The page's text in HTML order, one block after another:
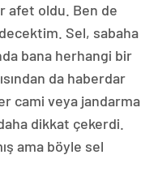
afet oldu. Ben de
Sel, sabaha
bana herhangi bir
da haberdar
cami veya jandarma
dikkat çekerdi.
ama böyle sel